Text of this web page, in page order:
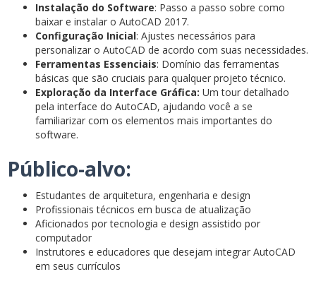
Instalação do Software: Passo a passo sobre como
baixar e instalar o AutoCAD 2017.
Configuração Inicial: Ajustes necessários para
personalizar o AutoCAD de acordo com suas necessidades.
Ferramentas Essenciais: Domínio das ferramentas
básicas que são cruciais para qualquer projeto técnico.
Exploração da Interface Gráfica: Um tour detalhado
pela interface do AutoCAD, ajudando você a se
familiarizar com os elementos mais importantes do
software.
Público-alvo:
Estudantes de arquitetura, engenharia e design
Profissionais técnicos em busca de atualização
Aficionados por tecnologia e design assistido por
computador
Instrutores e educadores que desejam integrar AutoCAD
em seus currículos